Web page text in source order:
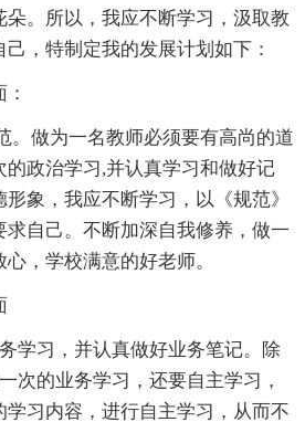
。所以，我应不断学习，汲取教
，特制定我的发展计划如下：
。做为一名教师必须要有高尚的道
政治学习,并认真学习和做好记
象，我应不断学习，以《规范》
求自己。不断加深自我修养，做一
，学校满意的好老师。
学习，并认真做好业务笔记。除
次的业务学习，还要自主学习，
习内容，进行自主学习，从而不